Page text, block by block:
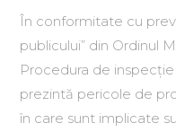
În conformitate cu
publicului” din Ordinul
Procedura de
prezintă pericole de
în care sunt implicate